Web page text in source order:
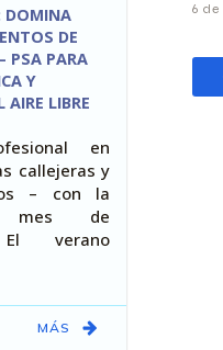
DOMINA
DE
PSA PARA
Y
AIRE LIBRE
en
callejeras y
– con la
mes de
El verano
MÁS
6